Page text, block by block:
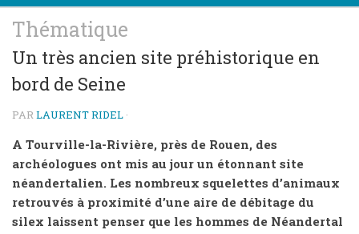
Personnage
Evénement
Lieu
Thématique
Plan du site
Thématique
Un très ancien site préhistorique en
bord de Seine
PARLAURENT RIDEL ·
A Tourville-la-Rivière, près de Rouen, des
archéologues ont mis au jour un étonnant site
néandertalien. Les nombreux squelettes d’animaux
retrouvés à proximité d’une aire de débitage du
silex laissent penser que les hommes de Néandertal